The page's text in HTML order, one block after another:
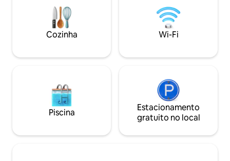
foi recentemente reformada com novos
eletrodomésticos, novos móveis, uma
nova banheira de hidromassagem e uma
piscina aquecida para saborear a Flórida
totalmente cercado.
Wiggins Pass
Casa de palafita.
Cozinha Wi-Fi
Piscina
Estacionamento
gratuito no local